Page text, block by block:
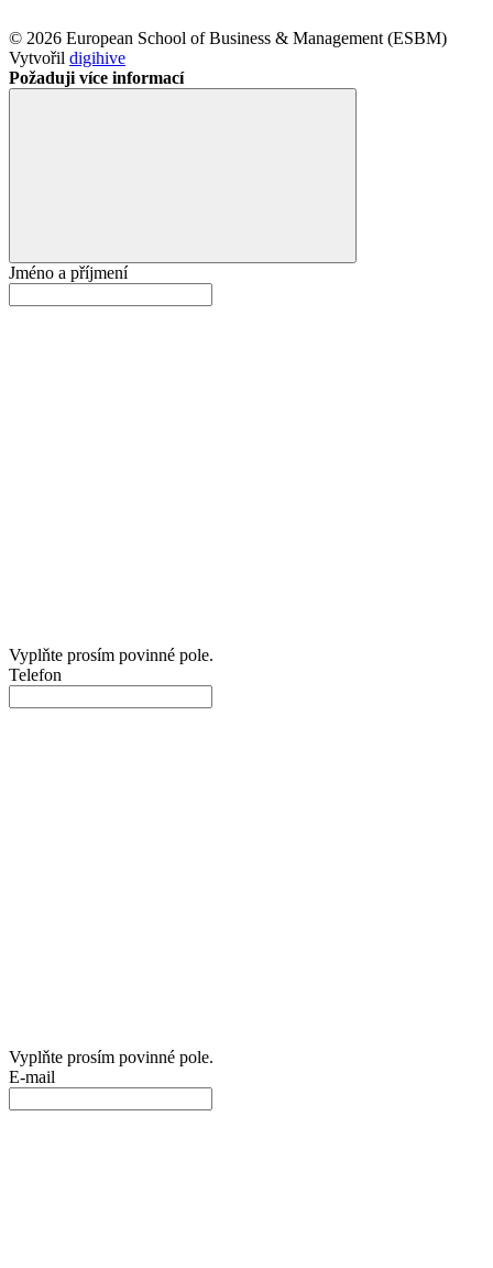
© 2026 European School of Business & Management (ESBM)
Vytvořil digihive
Požaduji více informací
Jméno a příjmení
Vyplňte prosím povinné pole.
Telefon
Vyplňte prosím povinné pole.
E-mail